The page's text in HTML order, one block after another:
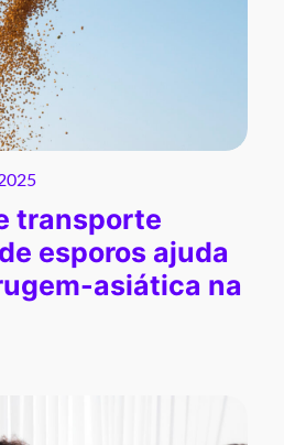
transporte
esporos ajuda
asiática na